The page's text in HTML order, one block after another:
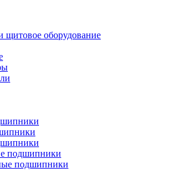
щитовое оборудование
подшипники
подшипники